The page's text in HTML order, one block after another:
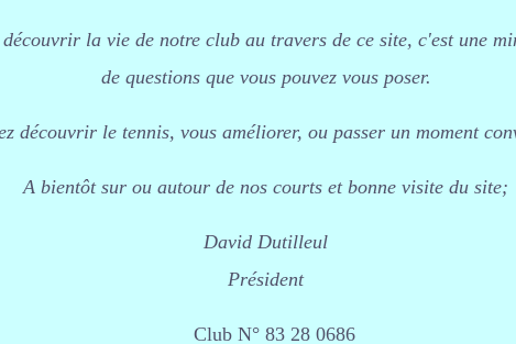
la vie de notre club au travers de ce site, c'est une
de questions que vous pouvez vous poser.
découvrir le tennis, vous améliorer, ou passer un moment
A bientôt sur ou autour de nos courts et bonne visite du site;
David Dutilleul
Président
Club N° 83 28 0686